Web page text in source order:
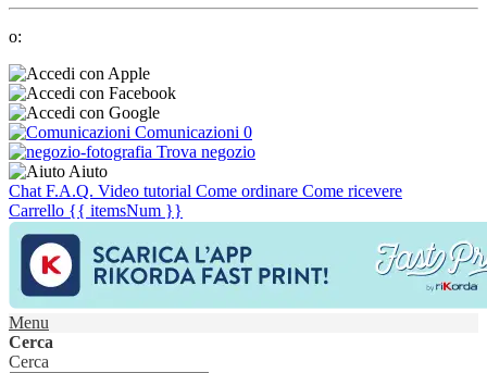
o:
Comunicazioni 0
Trova negozio
Aiuto
Chat F.A.Q. Video tutorial Come ordinare Come ricevere
Carrello {{ itemsNum }}
Menu
Cerca
Cerca